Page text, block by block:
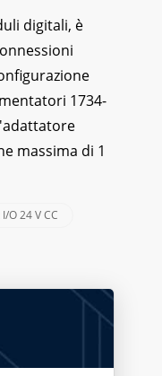
digitali, è
1734-
massima di 1
O 24 V CC